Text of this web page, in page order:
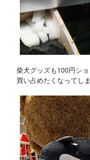
柴犬グッズも100円シ
買い占めたくなってし